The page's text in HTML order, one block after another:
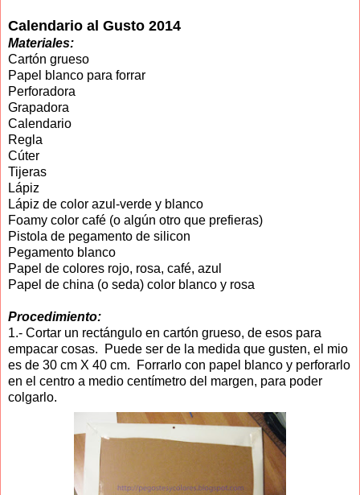
Calendario al Gusto 2014
Materiales:
Cartón grueso
Papel blanco para forrar
Perforadora
Grapadora
Calendario
Regla
Cúter
Tijeras
Lápiz
Lápiz de color azul-verde y blanco
Foamy color café (o algún otro que prefieras)
Pistola de pegamento de silicon
Pegamento blanco
Papel de colores rojo, rosa, café, azul
Papel de china (o seda) color blanco y rosa
Procedimiento:
1.- Cortar un rectángulo en cartón grueso, de esos para
empacar cosas. Puede ser de la medida que gusten, el mio
es de 30 cm X 40 cm. Forrarlo con papel blanco y perforarlo
en el centro a medio centímetro del margen, para poder
colgarlo.